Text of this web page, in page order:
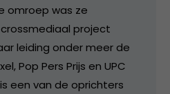
omroep was ze
project
leiding onder meer de
Pop Pers Prijs en UPC
een van de oprichters